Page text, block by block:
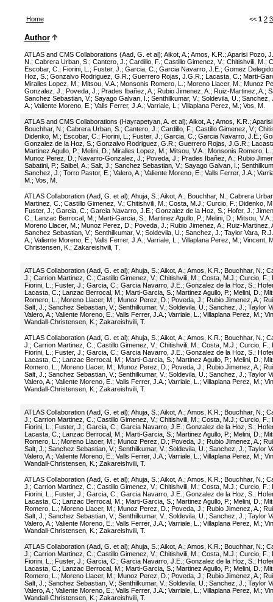
Home << 1 2 3
Author
ATLAS and CMS Collaborations (Aad, G. et al); Aikot, A. ; Amos, K.R. ; Aparisi Pozo,
N. ; Cabrera Urban, S. ; Cantero, J. ; Cardillo, F. ; Castillo Gimenez, V.; Chitishvili, M. ;
Escobar, C. ; Fiorini, L. ; Fuster, J. ; Garcia, C. ; Garcia Navarro, J.E. ; Gomez
Hoz, S. ; Gonzalvo Rodriguez, G.R. ; Guerrero Rojas, J.G.R. ; Lacasta, C. ; Marti-
Miralles Lopez, M. ; Mitsou, V.A. ; Monsonis Romero, L. ; Moreno Llacer, M. ; Munoz
Gonzalez, J. ; Poveda, J. ; Prades Ibañez, A. ; Rubio Jimenez, A. ; Ruiz-Martinez, A. ;
Sanchez Sebastian, V.; Sayago Galvan, I. ; Senthilkumar, V.; Soldevila, U. ; Sanchez,
A. ; Valiente Moreno, E. ; Valls Ferrer, J.A. ; Varriale, L. ; Villaplana Perez, M. ; Vos, M.
ATLAS and CMS Collaborations (Hayrapetyan, A. et al); Aikot, A. ; Amos, K.R. ;
Bouchhar, N. ; Cabrera Urban, S. ; Cantero, J. ; Cardillo, F. ; Castillo Gimenez, V.;
Didenko, M. ; Escobar, C. ; Fiorini, L. ; Fuster, J. ; Garcia, C. ; Garcia Navarro, J.E. ;
Gonzalez de la Hoz, S. ; Gonzalvo Rodriguez, G.R. ; Guerrero Rojas, J.G.R. ;
Martinez Agullo, P. ; Melini, D. ; Miralles Lopez, M. ; Mitsou, V.A. ; Monsonis Romero, L.
Munoz Perez, D. ; Navarro-Gonzalez, J. ; Poveda, J. ; Prades Ibañez, A. ; Rubio
Sabatini, P. ; Saibel, A. ; Salt, J. ; Sanchez Sebastian, V.; Sayago Galvan, I. ;
Sanchez, J. ; Torro Pastor, E. ; Valero, A. ; Valiente Moreno, E. ; Valls Ferrer, J.A. ;
M. ; Vos, M.
ATLAS Collaboration (Aad, G. et al); Ahuja, S. ; Aikot, A. ; Bouchhar, N. ; Cabrera
Martinez, C. ; Castillo Gimenez, V.; Chitishvili, M. ; Costa, M.J. ; Curcio, F. ; Didenko,
Fuster, J. ; Garcia, C. ; Garcia Navarro, J.E. ; Gonzalez de la Hoz, S. ; Hofer, J. ;
C. ; Lanzac Berrocal, M. ; Marti-Garcia, S. ; Martinez Agullo, P. ; Melini, D. ; Mitsou, V.A.
Moreno Llacer, M. ; Munoz Perez, D. ; Poveda, J. ; Rubio Jimenez, A. ; Ruiz-Martinez,
Sanchez Sebastian, V.; Senthilkumar, V.; Soldevila, U. ; Sanchez, J. ; Taylor Vara, R.J.
A. ; Valiente Moreno, E. ; Valls Ferrer, J.A. ; Varriale, L. ; Villaplana Perez, M. ; Vincent,
Christensen, K. ; Zakareishvili, T.
ATLAS Collaboration (Aad, G. et al); Ahuja, S. ; Aikot, A. ; Amos, K.R. ; Bouchhar, N. ;
J. ; Carrion Martinez, C. ; Castillo Gimenez, V.; Chitishvili, M. ; Costa, M.J. ; Curcio, F. ;
Fiorini, L.
; Fuster, J. ; Garcia, C. ; Garcia Navarro, J.E. ; Gonzalez de la Hoz, S. ;
Lacasta, C. ; Lanzac Berrocal, M. ; Marti-Garcia, S. ; Martinez Agullo, P. ; Melini, D. ;
Romero, L.
; Moreno Llacer, M. ; Munoz Perez, D. ; Poveda, J. ; Rubio Jimenez, A. ;
Salt, J. ; Sanchez Sebastian, V.; Senthilkumar, V.; Soldevila, U. ; Sanchez, J. ; Taylor
Valero, A. ; Valiente Moreno, E. ; Valls Ferrer, J.A. ; Varriale, L. ; Villaplana Perez, M. ;
Wandall-Christensen, K. ; Zakareishvili, T.
ATLAS Collaboration (Aad, G. et al); Ahuja, S. ; Aikot, A. ; Amos, K.R. ; Bouchhar, N. ;
J. ; Carrion Martinez, C. ; Castillo Gimenez, V.; Chitishvili, M. ; Costa, M.J. ; Curcio, F. ;
Fiorini, L.
; Fuster, J. ; Garcia, C. ; Garcia Navarro, J.E. ; Gonzalez de la Hoz, S. ;
Lacasta, C. ; Lanzac Berrocal, M. ; Marti-Garcia, S. ; Martinez Agullo, P. ; Melini, D. ;
Romero, L.
; Moreno Llacer, M. ; Munoz Perez, D. ; Poveda, J. ; Rubio Jimenez, A. ;
Salt, J. ; Sanchez Sebastian, V.; Senthilkumar, V.; Soldevila, U. ; Sanchez, J. ; Taylor
Valero, A. ; Valiente Moreno, E. ; Valls Ferrer, J.A. ; Varriale, L. ; Villaplana Perez, M. ;
Wandall-Christensen, K. ; Zakareishvili, T.
ATLAS Collaboration (Aad, G. et al); Ahuja, S. ; Aikot, A. ; Amos, K.R. ; Bouchhar, N. ;
J. ; Carrion Martinez, C. ; Castillo Gimenez, V.; Chitishvili, M. ; Costa, M.J. ; Curcio, F. ;
Fiorini, L.
; Fuster, J. ; Garcia, C. ; Garcia Navarro, J.E. ; Gonzalez de la Hoz, S. ;
Lacasta, C. ; Lanzac Berrocal, M. ; Marti-Garcia, S. ; Martinez Agullo, P. ; Melini, D. ;
Romero, L.
; Moreno Llacer, M. ; Munoz Perez, D. ; Poveda, J. ; Rubio Jimenez, A. ;
Salt, J. ; Sanchez Sebastian, V.; Senthilkumar, V.; Soldevila, U. ; Sanchez, J. ; Taylor
Valero, A. ; Valiente Moreno, E. ; Valls Ferrer, J.A. ; Varriale, L. ; Villaplana Perez, M. ;
Wandall-Christensen, K. ; Zakareishvili, T.
ATLAS Collaboration (Aad, G. et al); Ahuja, S. ; Aikot, A. ; Amos, K.R. ; Bouchhar, N. ;
J. ; Carrion Martinez, C. ; Castillo Gimenez, V.; Chitishvili, M. ; Costa, M.J. ; Curcio, F. ;
Fiorini, L.
; Fuster, J. ; Garcia, C. ; Garcia Navarro, J.E. ; Gonzalez de la Hoz, S. ;
Lacasta, C. ; Lanzac Berrocal, M. ; Marti-Garcia, S. ; Martinez Agullo, P. ; Melini, D. ;
Romero, L.
; Moreno Llacer, M. ; Munoz Perez, D. ; Poveda, J. ; Rubio Jimenez, A. ;
Salt, J. ; Sanchez Sebastian, V.; Senthilkumar, V.; Soldevila, U. ; Sanchez, J. ; Taylor
Valero, A. ; Valiente Moreno, E. ; Valls Ferrer, J.A. ; Varriale, L. ; Villaplana Perez, M. ;
Wandall-Christensen, K. ; Zakareishvili, T.
ATLAS Collaboration (Aad, G. et al); Ahuja, S. ; Aikot, A. ; Amos, K.R. ; Bouchhar, N. ;
J. ; Carrion Martinez, C. ; Castillo Gimenez, V.; Chitishvili, M. ; Costa, M.J. ; Curcio, F. ;
Fiorini, L.
; Fuster, J. ; Garcia, C. ; Garcia Navarro, J.E. ; Gonzalez de la Hoz, S. ;
Lacasta, C. ; Lanzac Berrocal, M. ; Marti-Garcia, S. ; Martinez Agullo, P. ; Melini, D. ;
Romero, L.
; Moreno Llacer, M. ; Munoz Perez, D. ; Poveda, J. ; Rubio Jimenez, A. ;
Salt, J. ; Sanchez Sebastian, V.; Senthilkumar, V.; Soldevila, U. ; Sanchez, J. ; Taylor
Valero, A. ; Valiente Moreno, E. ; Valls Ferrer, J.A. ; Varriale, L. ; Villaplana Perez, M. ;
Wandall-Christensen, K. ; Zakareishvili, T.